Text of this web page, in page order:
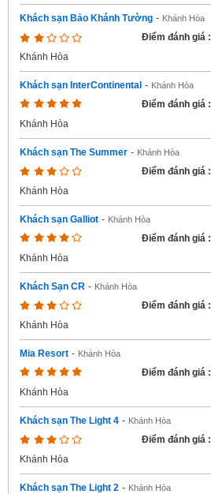
Khách sạn Bảo Khánh Tường - Khánh Hòa
Điểm đánh giá :
Khánh Hòa
Khách sạn InterContinental - Khánh Hòa
Điểm đánh giá :
Khánh Hòa
Khách sạn The Summer - Khánh Hòa
Điểm đánh giá :
Khánh Hòa
Khách sạn Galliot - Khánh Hòa
Điểm đánh giá :
Khánh Hòa
Khách Sạn CR - Khánh Hòa
Điểm đánh giá :
Khánh Hòa
Mia Resort - Khánh Hòa
Điểm đánh giá :
Khánh Hòa
Khách sạn The Light 4 - Khánh Hòa
Điểm đánh giá :
Khánh Hòa
Khách sạn The Light 2 - Khánh Hòa